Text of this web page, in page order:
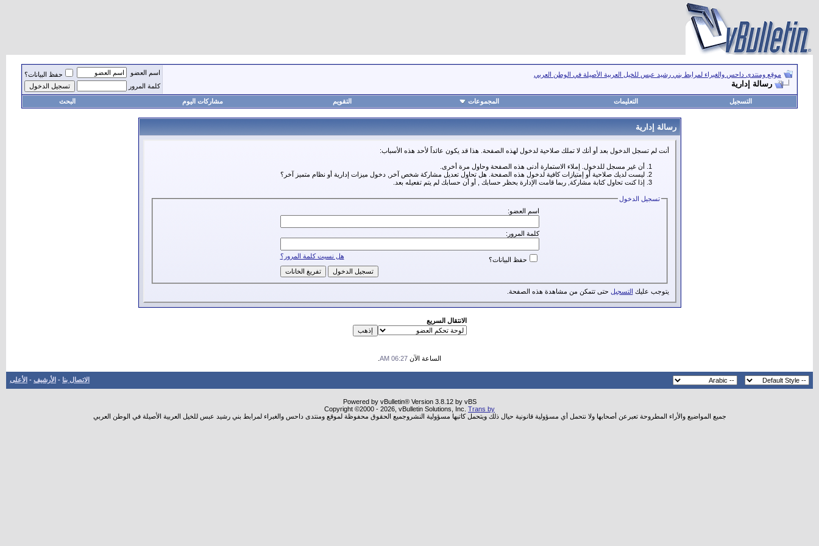
موقع ومنتدى داحس والغبراء لمرابط بني رشيد عبس للخيل العربية الأصيلة في الوطن العربي
رسالة إدارية
اسم العضو
حفظ البيانات؟
كلمة المرور
التسجيل التعليمات المجموعات التقويم مشاركات اليوم البحث
رسالة إدارية
أنت لم تسجل الدخول بعد أو أنك لا تملك صلاحية لدخول لهذه الصفحة. هذا قد يكون عائداً لأحد هذه الأسباب:
أن غير مسجل للدخول. إملاء الاستمارة أدنى هذه الصفحة وحاول مرة أخرى.
ليست لديك صلاحية أو إمتيازات كافية لدخول هذه الصفحة. هل تحاول تعديل مشاركة شخص آخر, دخول ميزات إدارية أو نظام متميز آخر؟
إذا كنت تحاول كتابة مشاركة, ربما قامت الإدارة بحظر حسابك , أو أن حسابك لم يتم تفعيله بعد.
تسجيل الدخول
اسم العضو:
كلمة المرور:
هل نسيت كلمة المرور؟ حفظ البيانات؟
يتوجب عليك التسجيل حتى تتمكن من مشاهدة هذه الصفحة.
الانتقال السريع
الساعة الآن 06:27 AM
الاتصال بنا - الأرشيف - الأعلى
Powered by vBulletin® Version 3.8.12 by vBS
Copyright ©2000 - 2026, vBulletin Solutions, Inc. Trans by
جميع المواضيع والأراء المطروحة تعبرعن أصحابها ولا نتحمل أي مسؤولية قانونية حيال ذلك ويتحمل كاتبها مسؤولية النشروجميع الحقوق محفوظة لموقع ومنتدى داحس والغبراء لمرابط بني رشيد عبس للخيل العربية الأصيلة في الوطن العربي